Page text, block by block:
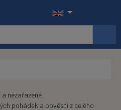
nezařazené
pohádek a pověstí z celého